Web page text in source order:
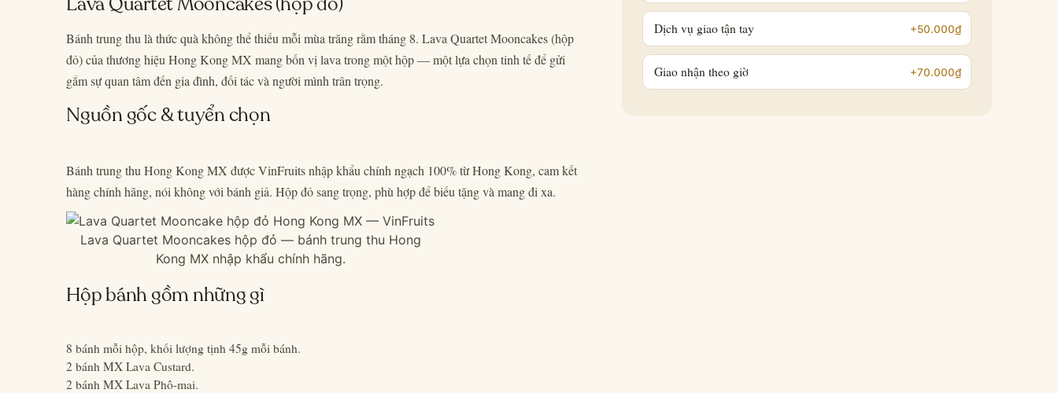
Bánh trung thu là thức quà không thể thiếu mỗi mùa trăng rằm tháng 8. Lava Quartet Mooncakes (hộp
đỏ) của thương hiệu Hong Kong MX mang bốn vị lava trong một hộp — một lựa chọn tinh tế để gửi
gắm sự quan tâm đến gia đình, đối tác và người mình trân trọng.
Nguồn gốc & tuyển chọn
Bánh trung thu Hong Kong MX được VinFruits nhập khẩu chính ngạch 100% từ Hong Kong, cam kết
hàng chính hãng, nói không với bánh giả. Hộp đỏ sang trọng, phù hợp để biếu tặng và mang đi xa.
Lava Quartet Mooncakes hộp đỏ — bánh trung thu Hong
Kong MX nhập khẩu chính hãng.
Hộp bánh gồm những gì
8 bánh mỗi hộp, khối lượng tịnh 45g mỗi bánh.
2 bánh MX Lava Custard.
2 bánh MX Lava Phô-mai.
Dịch vụ giao tận tay +50.000₫
Giao nhận theo giờ +70.000₫